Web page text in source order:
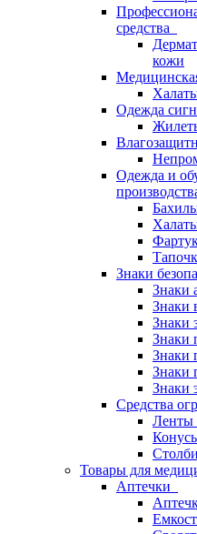
средства
кожи
Одежда
Одежда и
Знаки
Знаки
Знаки
Знаки
Знаки
Знаки
Знаки
Знаки
Средства
Ленты
Товары для
Аптечки